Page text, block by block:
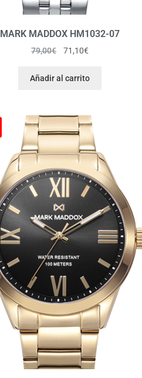
MARK MADDOX HM1032-07
79,00€ 71,10€
Añadir al carrito